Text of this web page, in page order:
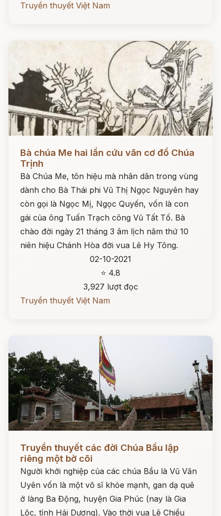
Truyền thuyết Việt Nam
Bà chúa Me hai lần cứu vãn cơ đồ Chúa
Trịnh
Bà Chúa Me, tôn hiệu mà nhân dân trong vùng
dành cho Bà Thái phi Vũ Thị Ngọc Nguyên hay
còn gọi là Ngọc Mị, Ngọc Quyến, vốn là con
gái của ông Tuấn Trạch công Vũ Tất Tố. Bà
chào đời ngày 21 tháng 3 âm lịch năm thứ 10
niên hiệu Chánh Hòa đời vua Lê Hy Tông.
02-10-2021
⭐ 4.8
3,927 lượt đọc
Truyền thuyết Việt Nam
Đọc ngay
Truyền thuyết các đời Chúa Bầu lập
riêng một bờ cõi
Người khởi nghiệp của các chúa Bầu là Vũ Văn
Uyên vốn là một võ sĩ khỏe mạnh, gan dạ quê
ở làng Ba Động, huyện Gia Phúc (nay là Gia
Lộc, tỉnh Hải Dương). Vào thời vua Lê Chiều